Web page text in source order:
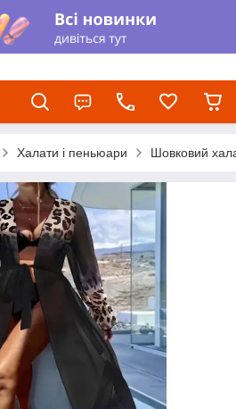
Халати і пеньюари Шовковий